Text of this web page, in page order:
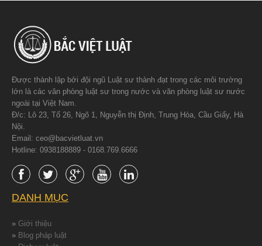
Được thành lập bởi đội ngũ Luật sư thành đạt trong các môi trường
lớn là các văn phòng luật sư trong nước và văn phòng luật sư nước
ngoài tại Việt Nam.
Đ/c: Lô 23, Tổ 26, Ngõ 1, Nguyễn thị Định, Trung Hòa, Cầu Giấy, Hà
Nội.
Email: ceo@bacvietluat.vn
Hotline: 0938188889 - 0168.769.6666
DANH MỤC
» Giới thiệu
» Blog pháp luật